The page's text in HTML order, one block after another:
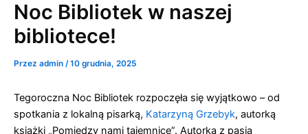
treści
Przejdź
treści
Noc Bibliotek w naszej
bibliotece!
Przez admin /10 grudnia, 2025
Tegoroczna Noc Bibliotek rozpoczęła się wyjątkowo – od
spotkania z lokalną pisarką, Katarzyną Grzebyk, autorką
książki „Pomiędzy nami tajemnice”. Autorka z pasją